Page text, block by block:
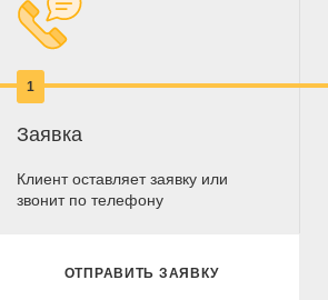
1
Заявка
Клиент оставляет заявку или
звонит по телефону
ОТПРАВИТЬ ЗАЯВКУ